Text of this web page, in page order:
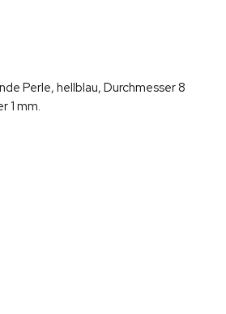
Perle, hellblau, Durchmesser 8
1 mm.